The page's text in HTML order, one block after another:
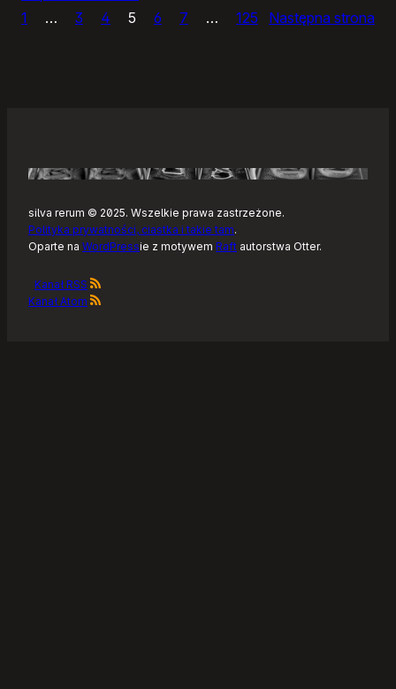
Sly,
1
… 3 4 5 6 7 … 125 Następna strona
silva rerum © 2025. Wszelkie prawa zastrzeżone.
Polityka prywatności, ciastka i takie tam.
Oparte na WordPressie z motywem Raft autorstwa Otter.
Kanał RSS
Kanał Atom